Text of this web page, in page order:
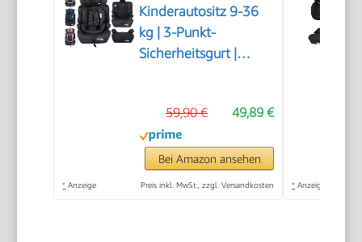
Kinderautositz 9-36
kg | 3-Punkt-
Sicherheitsgurt |
Kinder 76-150 cm |
Kindersitz einstellbare
Kopfstütze ECE
R129/03 | Verstellbar
49,89 €
59,90 €
Bei Amazon ansehen
* Anzeige Preis inkl. MwSt., zzgl. Versandkosten * Anzeige